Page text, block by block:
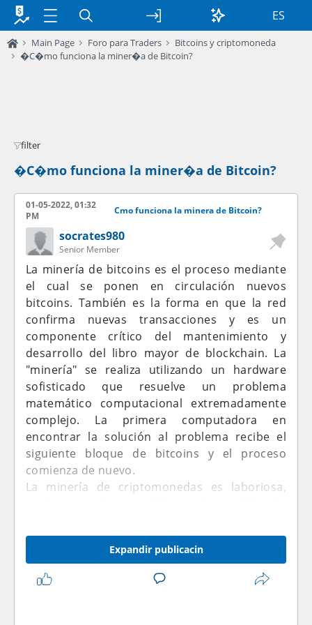
ES
Main Page Foro para Traders
Bitcoins y criptomoneda
�C�mo funciona la miner�a de Bitcoin?
filter
�C�mo funciona la miner�a de Bitcoin?
01-05-2022, 01:32
PM
Cmo funciona la minera de Bitcoin?
socrates980
Senior Member
La minería de bitcoins es el proceso mediante
el cual se ponen en circulación nuevos
bitcoins. También es la forma en que la red
confirma nuevas transacciones y es un
componente crítico del mantenimiento y
desarrollo del libro mayor de blockchain. La
"minería" se realiza utilizando un hardware
sofisticado que resuelve un problema
matemático computacional extremadamente
complejo. La primera computadora en
encontrar la solución al problema recibe el
siguiente bloque de bitcoins y el proceso
comienza de nuevo.
La minería de criptomonedas es laboriosa,
magnético para muchos inversores que están
interesados en las criptomonedas debido al
hecho de que los mineros reciben
recompensas por su trabajo con tokens
Expandir publicacin